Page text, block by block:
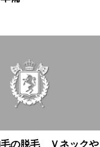
の脱毛 Ｖネックや